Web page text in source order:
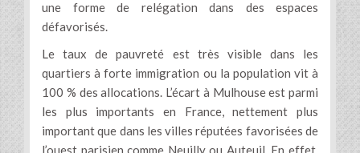
une forme de relégation dans des espaces
défavorisés.
Le taux de pauvreté est très visible dans les
quartiers à forte immigration ou la population vit à
100 % des allocations. L’écart à Mulhouse est parmi
les plus importants en France, nettement plus
important que dans les villes réputées favorisées de
l’ouest parisien comme Neuilly ou Auteuil. En effet,